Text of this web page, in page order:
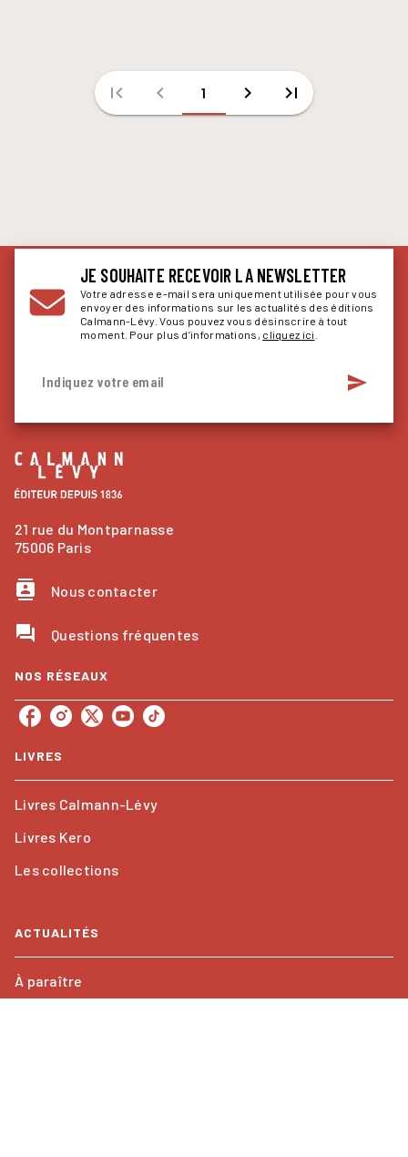
first_page chevron_left 1 chevron_right last_page
JE SOUHAITE RECEVOIR LA NEWSLETTER
Votre adresse e-mail sera uniquement utilisée pour vous
envoyer des informations sur les actualités des éditions
Calmann-Lévy. Vous pouvez vous désinscrire à tout
moment. Pour plus d’informations, cliquez ici
Indiquez votre email send
21 rue du Montparnasse
75006 Paris
contacts Nous contacter
question_answer Questions fréquentes
NOS RÉSEAUX
LIVRES
Livres Calmann-Lévy
Livres Kero
Les collections
ACTUALITÉS
À paraître